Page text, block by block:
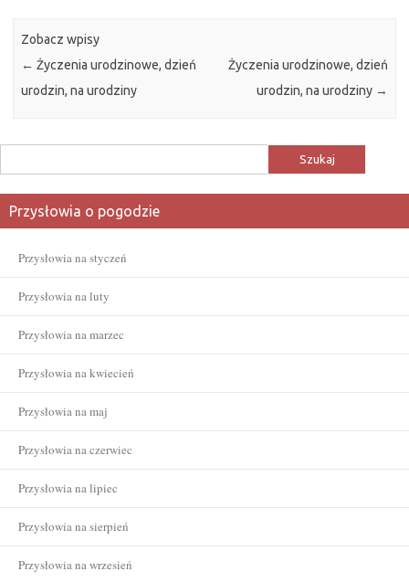
Zobacz wpisy
← Życzenia urodzinowe, dzień
urodzin, na urodziny
Życzenia urodzinowe, dzień
urodzin, na urodziny →
Przysłowia o pogodzie
Przysłowia na styczeń
Przysłowia na luty
Przysłowia na marzec
Przysłowia na kwiecień
Przysłowia na maj
Przysłowia na czerwiec
Przysłowia na lipiec
Przysłowia na sierpień
Przysłowia na wrzesień